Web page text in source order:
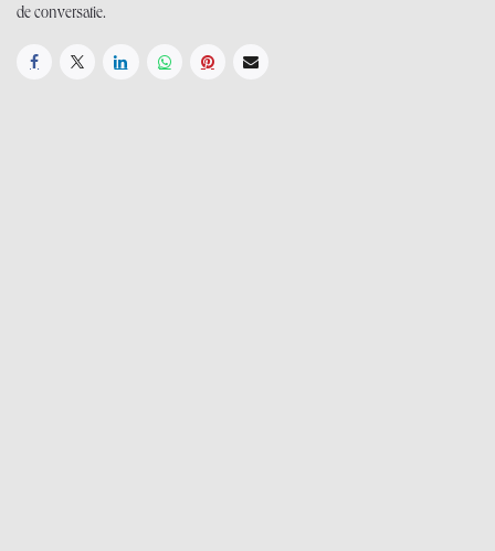
de conversatie.